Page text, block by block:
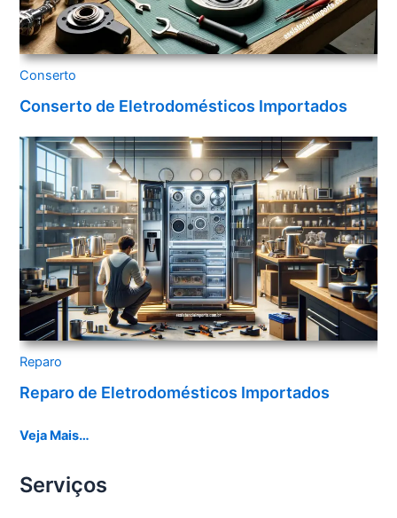
Conserto
Conserto de Eletrodomésticos Importados
Reparo
Reparo de Eletrodomésticos Importados
Veja Mais…
Serviços